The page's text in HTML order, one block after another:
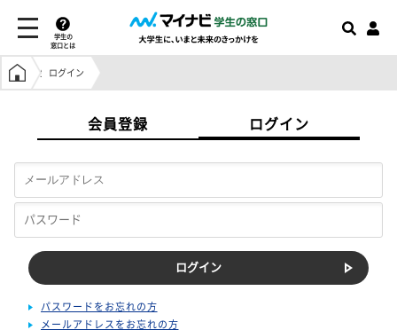
学生の
窓口とは
学生の窓口トップ
ログイン
会員登録 ログイン
パスワードをお忘れの方
メールアドレスをお忘れの方